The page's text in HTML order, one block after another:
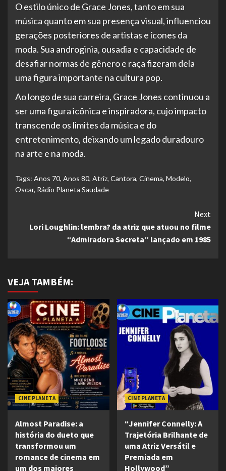
O estilo único de Grace Jones, tanto em sua
música quanto em sua presença visual, influenciou
gerações posteriores de artistas e ícones da
moda. Sua androginia, ousadia e capacidade de
desafiar normas de gênero e raça fizeram dela
uma figura importante na cultura pop.
Ao longo de sua carreira, Grace Jones continuou a
ser uma figura icônica e inspiradora, cujo impacto
transcende os limites da música e do
entretenimento, deixando um legado duradouro
na arte e na moda.
Tags: Anos 70, Anos 80, Atriz, Cantora, Cinema, Modelo,
Oscar, Rádio Planeta Saudade
Reading
Next
Lori Loughlin: lembra? da atriz que atuou no filme
“Admiradora Secreta” lançado em 1985
VEJA TAMBÉM:
CINE PLANETA
Almost Paradise: a
história do dueto que
transformou um
romance de cinema em
um dos maiores
CINE PLANETA
“Jennifer Connelly: A
Trajetória Brilhante de
uma Atriz Versátil e
Premiada em
Hollywood”